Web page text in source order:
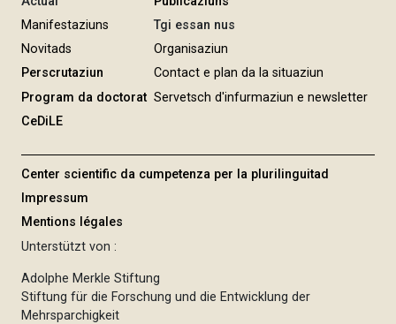
Manifestaziuns
Novitads
Perscrutaziun
Program da doctorat
CeDiLE
Tgi essan nus
Organisaziun
Contact e plan da la situaziun
Servetsch d'infurmaziun e newsletter
Center scientific da cumpetenza per la plurilinguitad
Impressum
Mentions légales
Unterstützt von :
Adolphe Merkle Stiftung
Stiftung für die Forschung und die Entwicklung der
Mehrsparchigkeit